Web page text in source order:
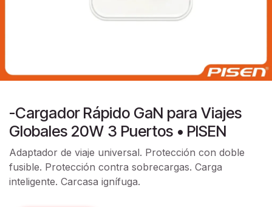
-Cargador Rápido GaN para Viajes
Globales 20W 3 Puertos • PISEN
Adaptador de viaje universal. Protección con doble
fusible. Protección contra sobrecargas. Carga
inteligente. Carcasa ignífuga.